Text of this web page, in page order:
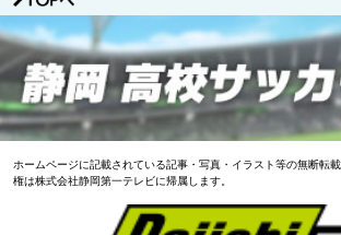
ホームページに記載されている記事・写真・イラスト等の無断転
権は株式会社静岡第一テレビに帰属します。